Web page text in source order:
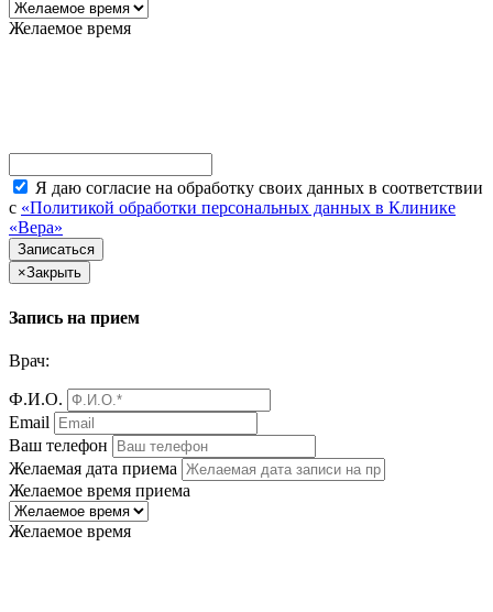
Желаемое время
Я даю согласие на обработку своих данных в соответствии
с «Политикой обработки персональных данных в Клинике
«Вера»
×Закрыть
Запись на прием
Врач:
Ф.И.О.
Email
Ваш телефон
Желаемая дата приема
Желаемое время приема
Желаемое время